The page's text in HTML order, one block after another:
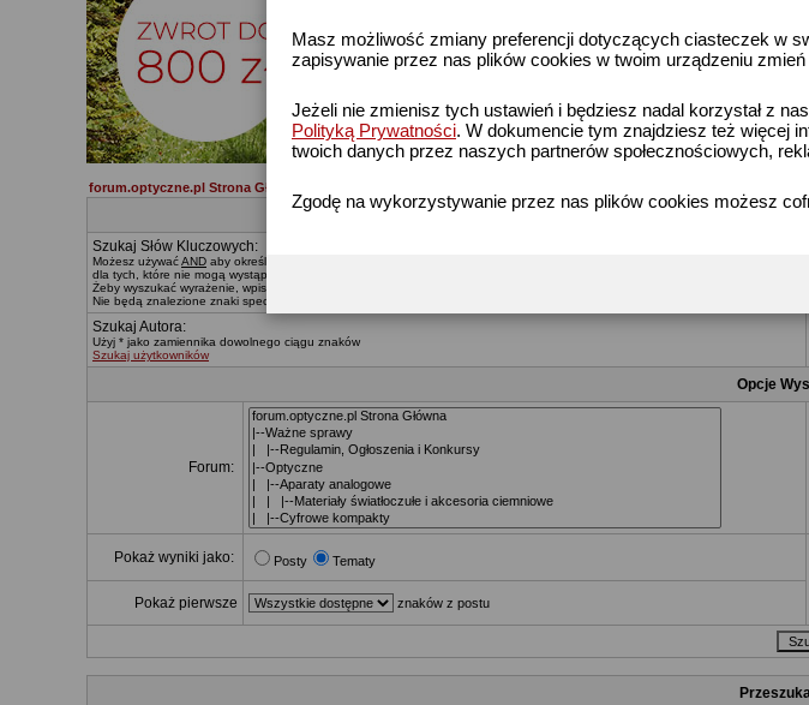
Masz możliwość zmiany preferencji dotyczących ciasteczek w
zapisywanie przez nas plików cookies w twoim urządzeniu
Jeżeli nie zmienisz tych ustawień i będziesz nadal korzystał z
Polityką Prywatności. W dokumencie tym znajdziesz też więcej
twoich danych przez naszych partnerów społecznościowych,
Zgodę na wykorzystywanie przez nas plików cookies możesz
forum.optyczne.pl Strona Główna
Szukaj Słów Kluczowych:
Możesz używaćAND aby określać, które słowa muszą znaleźć się w wynikach,
dla tych, które nie mogą wystąpić. Znak * zastępuje dowolny ciąg znaków.
Żeby wyszukać wyrażenie, wpisz je pomiędzy
Nie będą znalezione znaki specialne, za wyjątkiem:
Szukaj Autora:
Użyj * jako zamiennika dowolnego ciągu znaków
Szukaj użytkowników
Opcje
Forum:
Pokaż wyniki jako: Posty Tematy
Pokaż pierwsze znaków z postu